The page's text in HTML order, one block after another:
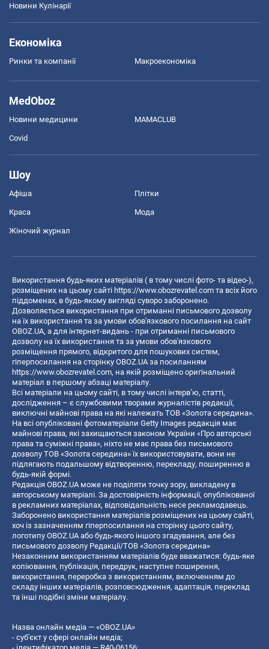
Новини Кулінарії
Економіка
Ринки та компанії Макроекономіка
MedOboz
Новини медицини MAMACLUB
Covid
Шоу
Афіша Плітки
Краса Мода
Жіночий журнал
Використання будь-яких матеріалів ( в тому числі фото- та відео-),
розміщених на цьому сайті https://www.obozrevatel.com та всіх його
піддоменах, в будь-якому вигляді суворо заборонено.
Дозволяється використання при отриманні письмового дозволу
на їх використання та за умови обов'язкового посилання на сайт
OBOZ.UA, а для інтернет-видань - при отриманні письмового
дозволу на їх використання та за умови обов'язкового
розміщення прямого, відкритого для пошукових систем,
гіперпосилання на сторінку OBOZ.UA за посиланням
https://www.obozrevatel.com, на якій розміщено оригінальний
матеріал в першому абзаці матеріалу.
Всі матеріали на цьому сайті, в тому числі інтерв’ю, статті,
дослідження – є службовими творами журналістів редакції,
виключні майнові права на які належать ТОВ «Золота середина».
На всі опубліковані фотоматеріали Getty Images редакція має
майнові права, які захищаються законом України «Про авторські
права та суміжні права», ніхто не має права без письмового
дозволу ТОВ «Золота середина» їх використовувати, вони не
підлягають подальшому відтворенню, перекладу, поширенню в
будь-якій формі.
Редакція OBOZ.UA може не поділяти точку зору, викладену в
авторському матеріалі. За достовірність інформації, опублікованої
в рекламних матеріалах, відповідальність несе рекламодавець.
Заборонено використання матеріалів розміщених на цьому сайті,
хоч із зазначенням гіперпосилання на сторінку цього сайту,
логотипу OBOZ.UA або будь-якого іншого згадування, але без
письмового дозволу Редакції/ТОВ «Золота середина»
Незаконним використанням матеріалів буде вважатися: будь-яке
копiювання, публiкацiя, передрук, наступне поширення,
використання, переробка з використанням, включенням до
складу інших матеріалів, розповсюдження, адаптація, переклад
та інші подібні зміни матеріалу.
Назва онлайн медіа — «OBOZ.UA»
- суб'єкт у сфері онлайн медіа;